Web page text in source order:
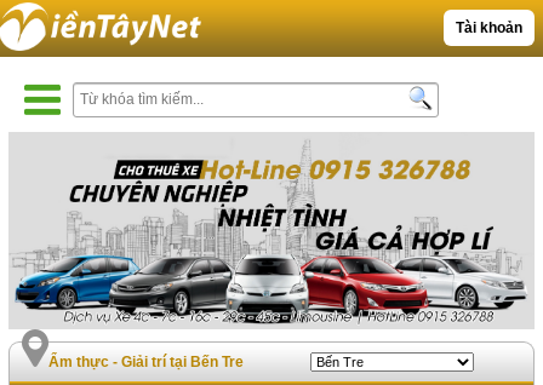
Tài khoản
Ẩm thực - Giải trí tại Bến Tre